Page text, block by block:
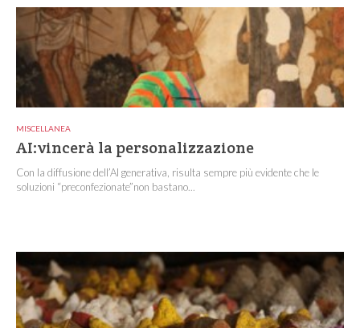
MISCELLANEA
AI:vincerà la personalizzazione
Con la diffusione dell’AI generativa, risulta sempre più evidente che le
soluzioni “preconfezionate”non bastano...